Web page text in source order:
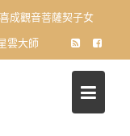
成觀音菩薩契子女
雲大師